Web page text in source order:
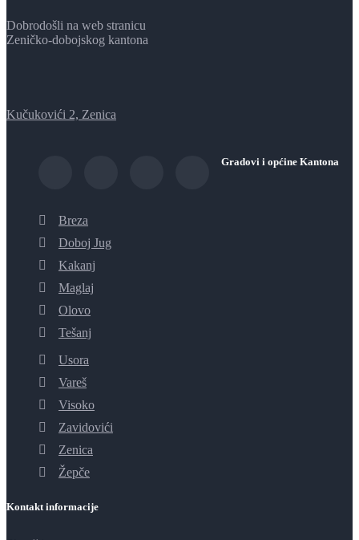
Dobrodošli na web stranicu
Zeničko-dobojskog kantona
Kučukovići 2, Zenica
Gradovi i općine Kantona
Breza
Doboj Jug
Kakanj
Maglaj
Olovo
Tešanj
Usora
Vareš
Visoko
Zavidovići
Zenica
Žepče
Kontakt informacije